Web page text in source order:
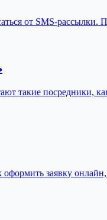
от SMS-рассылки.
такие
заявку